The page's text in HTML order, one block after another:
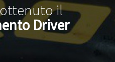
il
Driver